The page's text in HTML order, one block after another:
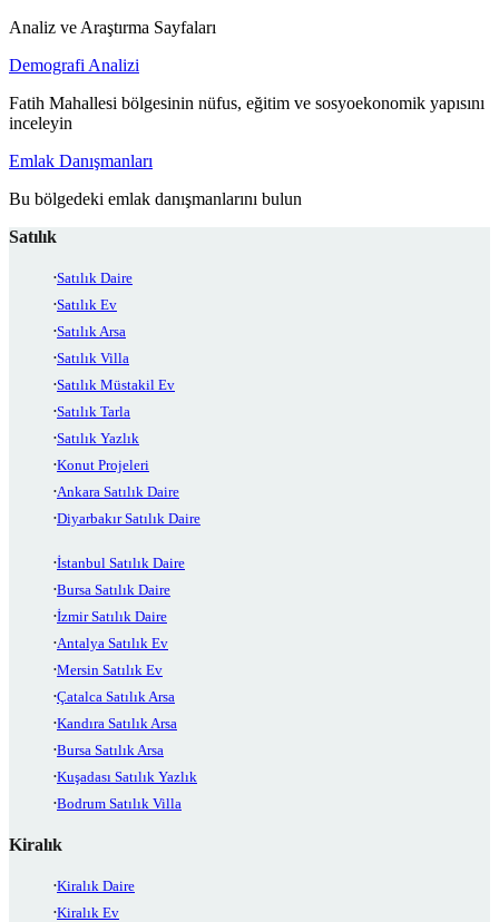
Analiz ve Araştırma Sayfaları
Demografi Analizi
Fatih Mahallesi bölgesinin nüfus, eğitim ve sosyoekonomik yapısını
inceleyin
Emlak Danışmanları
Bu bölgedeki emlak danışmanlarını bulun
Satılık
Satılık Daire
Satılık Ev
Satılık Arsa
Satılık Villa
Satılık Müstakil Ev
Satılık Tarla
Satılık Yazlık
Konut Projeleri
Ankara Satılık Daire
Diyarbakır Satılık Daire
İstanbul Satılık Daire
Bursa Satılık Daire
İzmir Satılık Daire
Antalya Satılık Ev
Mersin Satılık Ev
Çatalca Satılık Arsa
Kandıra Satılık Arsa
Bursa Satılık Arsa
Kuşadası Satılık Yazlık
Bodrum Satılık Villa
Kiralık
Kiralık Daire
Kiralık Ev